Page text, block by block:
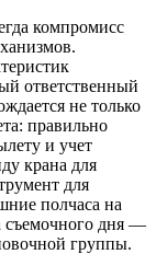
компромисс
ответственный
не только
правильно
и учет
крана для
для
полчаса на
съемочного дня —
группы.